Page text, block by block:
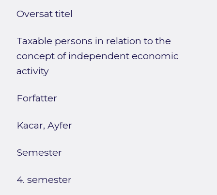
Oversat titel
Taxable persons in relation to the
concept of independent economic
activity
Forfatter
Kacar, Ayfer
Semester
4. semester